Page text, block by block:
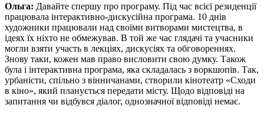
Ольга: Давайте спершу про програму. Під час всієї резиденції
працювала інтерактивно-дискусійна програма. 10 днів
художники працювали над своїми витворами мистецтва, в
ідеях їх ніхто не обмежував. В той же час глядачі та учасники
могли взяти участь в лекціях, дискусіях та обговореннях.
Знову таки, кожен мав право висловити свою думку. Також
була і інтерактивна програма, яка складалась з воркшопів. Так,
урбаністи, спільно з вінничанами, створили кінотеатр «Сходи
в кіно», який планується передати місту. Щодо відповіді на
запитання чи відбувся діалог, однозначної відповіді немає.